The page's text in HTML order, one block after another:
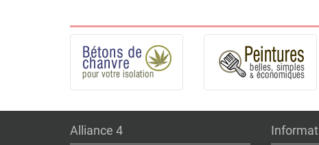
Alliance 4